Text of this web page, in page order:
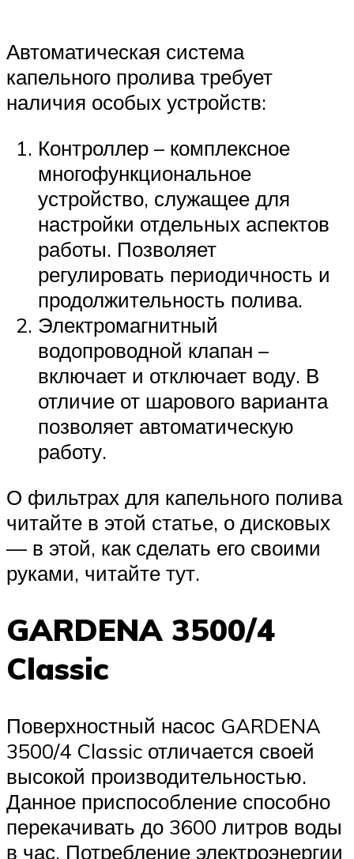
Автоматическая система
капельного пролива требует
наличия особых устройств:
Контроллер – комплексное
многофункциональное
устройство, служащее для
настройки отдельных аспектов
работы. Позволяет
регулировать периодичность и
продолжительность полива.
Электромагнитный
водопроводной клапан –
включает и отключает воду. В
отличие от шарового варианта
позволяет автоматическую
работу.
О фильтрах для капельного полива
читайте в этой статье, о дисковых
— в этой, как сделать его своими
руками, читайте тут.
GARDENA 3500/4
Classic
Поверхностный насос GARDENA
3500/4 Classic отличается своей
высокой производительностью.
Данное приспособление способно
перекачивать до 3600 литров воды
в час. Потребление электроэнергии